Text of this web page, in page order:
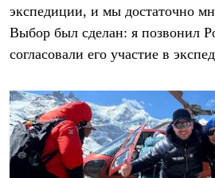
экспедиции, и мы достаточно
Выбор был сделан: я позвонил
согласовали его участие в